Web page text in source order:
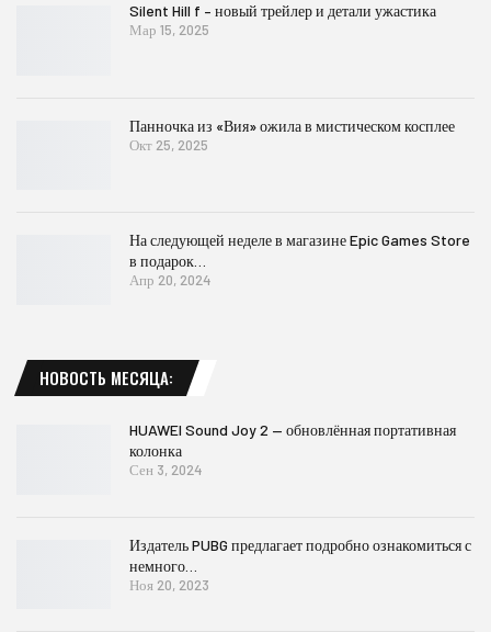
Silent Hill f – новый трейлер и детали ужастика
Мар 15, 2025
Панночка из «Вия» ожила в мистическом косплее
Окт 25, 2025
На следующей неделе в магазине Epic Games Store
в подарок…
Апр 20, 2024
НОВОСТЬ МЕСЯЦА:
HUAWEI Sound Joy 2 — обновлённая портативная
колонка
Сен 3, 2024
Издатель PUBG предлагает подробно ознакомиться с
немного…
Ноя 20, 2023